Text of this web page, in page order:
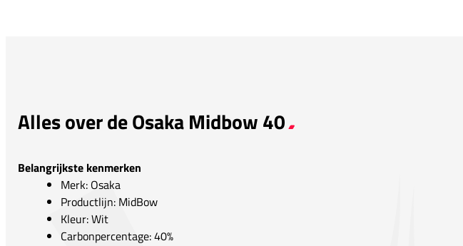
Alles over de Osaka Midbow 40
Belangrijkste kenmerken
Merk: Osaka
Productlijn: MidBow
Kleur: Wit
Carbonpercentage: 40%